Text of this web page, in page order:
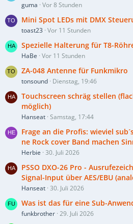
guma Vor 8 Stunden
Mini Spot LEDs mit DMX
toast23 Vor 11 Stunden
Spezielle Halterung für T8-
HaBe Vor 11 Stunden
ZA-048 Antenne für Funkmikro
tonsound Dienstag, 19:46
Touchscreen schräg stellen
möglich)
Hanseat Samstag, 17:44
Frage an die Profis: wieviel
ne Rock cover Band machen
Herbie 30. Juli 2026
PSSO DXO-26 Pro -
Signal-Input über AES/EBU
Hanseat 30. Juli 2026
Was ist das für eine Sub-
funkbrother 29. Juli 2026